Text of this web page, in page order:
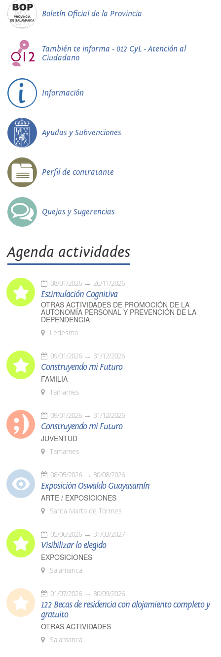
Boletín Oficial de la Provincia
También te informa - 012 CyL - Atención al
Ciudadano
Información
Ayudas y Subvenciones
Perfil de contratante
Quejas y Sugerencias
Agenda actividades
08/01/2026 26/11/2026
Estimulación Cognitiva
OTRAS ACTIVIDADES DE PROMOCIÓN DE LA
AUTONOMÍA PERSONAL Y PREVENCIÓN DE LA
DEPENDENCIA
Ledesma
09/01/2026 31/12/2026
Construyendo mi Futuro
FAMILIA
Tamames
09/01/2026 31/12/2026
Construyendo mi Futuro
JUVENTUD
Tamames
08/05/2026 30/08/2026
Exposición Oswaldo Guayasamín
ARTE / EXPOSICIONES
Santa Marta de Tormes
05/06/2026 31/03/2027
Visibilizar lo elegido
EXPOSICIONES
Salamanca
01/07/2026 30/09/2026
122 Becas de residencia con alojamiento completo y
gratuito
OTRAS ACTIVIDADES
Salamanca